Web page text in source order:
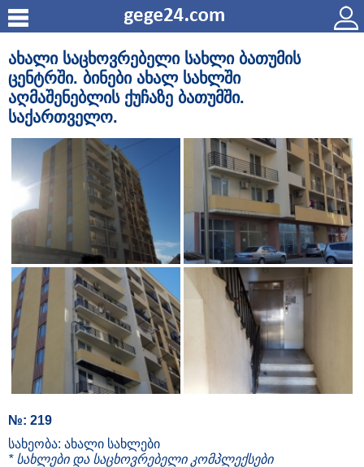
ახალი საცხოვრებელი სახლი ბათუმის
ცენტრში. ბინები ახალ სახლში
აღმაშენებლის ქუჩაზე ბათუმში.
საქართველო.
№: 219
სახეობა: ახალი სახლები
* სახლები და საცხოვრებელი კომპლექსები